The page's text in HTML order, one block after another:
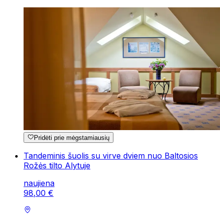
Pridėti prie mėgstamiausių
Tandeminis šuolis su virve dviem nuo Baltosios
Rožės tilto Alytuje
naujiena
98,00 €